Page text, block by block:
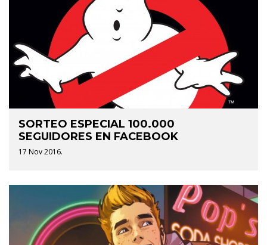
SORTEO ESPECIAL 100.000
SEGUIDORES EN FACEBOOK
17 Nov 2016.